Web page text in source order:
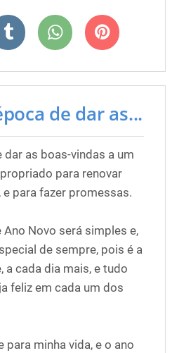
de dar as...
dar as boas-vindas a um
para renovar
para fazer promessas.
Novo será simples e,
de sempre, pois é a
a cada dia mais, e tudo
feliz em cada um dos
minha vida, e o ano